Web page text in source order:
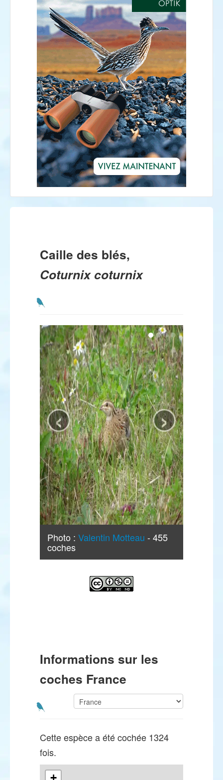
Caille des blés,
Coturnix coturnix
Photo : Valentin Motteau - 455
coches
‹ ›
Informations sur les
coches France
Cette espèce a été cochée 1324
fois.